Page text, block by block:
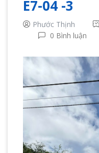
E7-04 -3
Phước Thịnh
0 Bình luận